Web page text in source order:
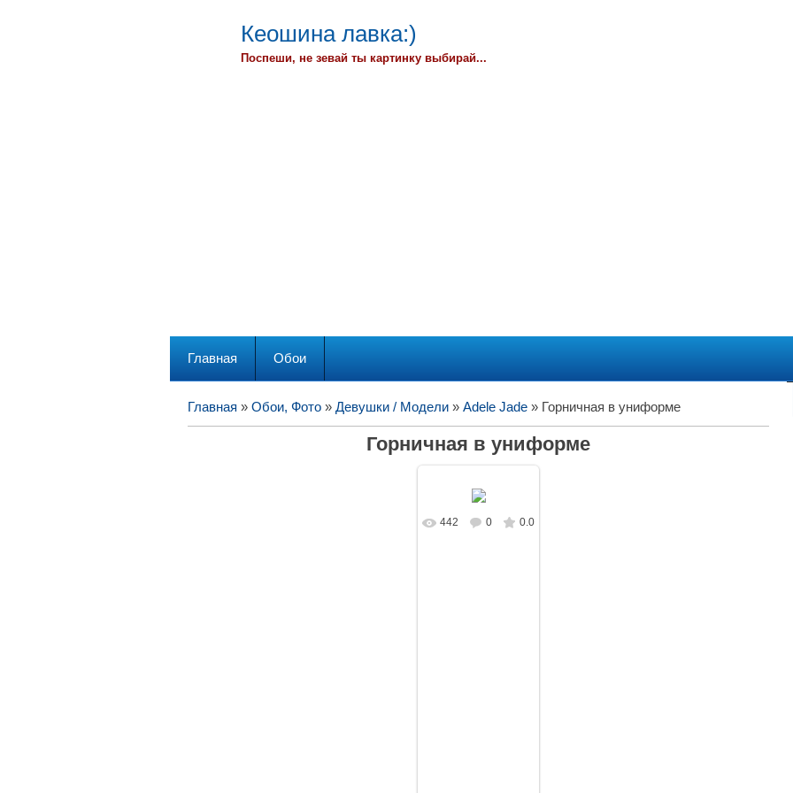
Кеошина лавка:)
Поспеши, не зевай ты картинку выбирай...
Главная Обои
Главная » Обои, Фото » Девушки / Модели » Adele Jade » Горничная в униформе
Горничная в униформе
В реальном
442 0 0.0